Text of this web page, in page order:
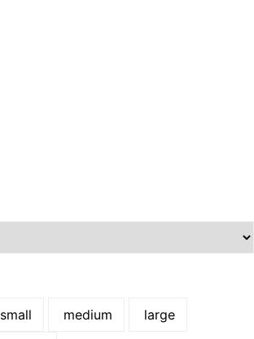
small medium large